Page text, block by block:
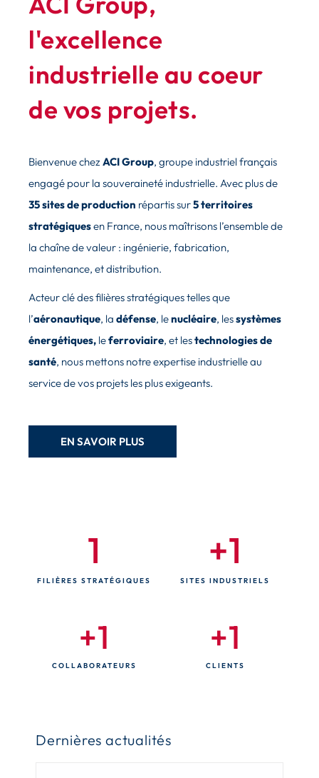
l'excellence
industrielle au coeur
de vos projets.
Bienvenue chez ACI Group, groupe industriel français
engagé pour la souveraineté industrielle. Avec plus de
35 sites de production répartis sur5 territoires
stratégiquesen France, nous maîtrisons l’ensemble de
la chaîne de valeur : ingénierie, fabrication,
maintenance, et distribution.
Acteur clé des filières stratégiques telles que
l’aéronautique, la défense, lenucléaire, lessystèmes
énergétiques, leferroviaire, et lestechnologies de
santé, nous mettons notre expertise industrielle au
service de vos projets les plus exigeants.
EN SAVOIR PLUS
FILIÈRES STRATÉGIQUES
1
SITES INDUSTRIELS
+1
COLLABORATEURS
+1
CLIENTS
+1
Dernières actualités